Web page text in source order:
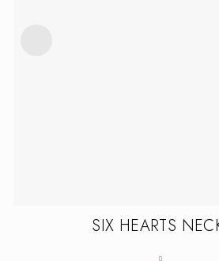
SIX HEARTS